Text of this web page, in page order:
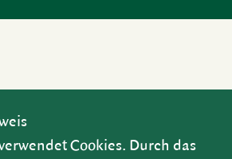
Cookies. Durch das